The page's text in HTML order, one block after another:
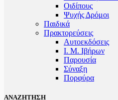
Οιδίπους
Ψυχής Δρόμοι
Παιδικά
Πρακτoρεύσεις
Αυτοεκδόσεις
Ι. Μ. Ιβήρων
Παρουσία
Σύναξη
Πορφύρα
ΑΝΑΖΗΤΗΣΗ